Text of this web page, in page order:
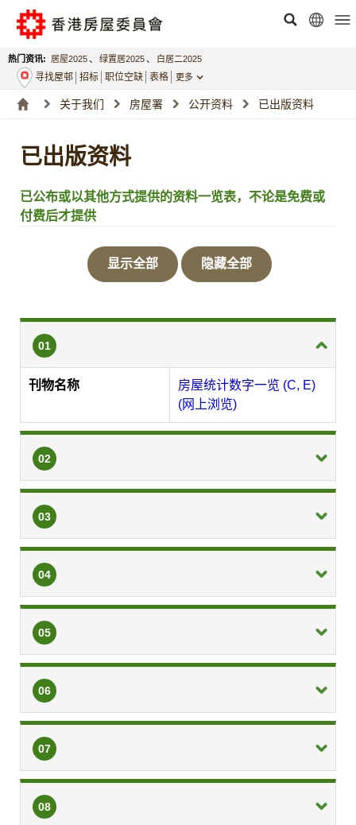
热门资讯: 居屋2025、 绿置居2025、 白居二2025
寻找屋邨 招标 职位空缺 表格 更多
关于我们 房屋署 公开资料 已出版资料
已出版资料
已公布或以其他方式提供的资料一览表，不论是免费或
付费后才提供
显示全部 隐藏全部
01
刊物名称
房屋统计数字一览 (C, E)
(网上浏览)
02
03
04
05
06
07
08